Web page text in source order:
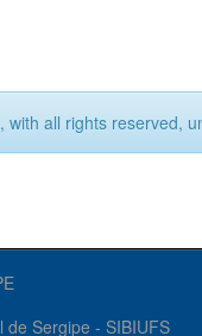
all rights reserved,
de Sergipe - SIBIUFS